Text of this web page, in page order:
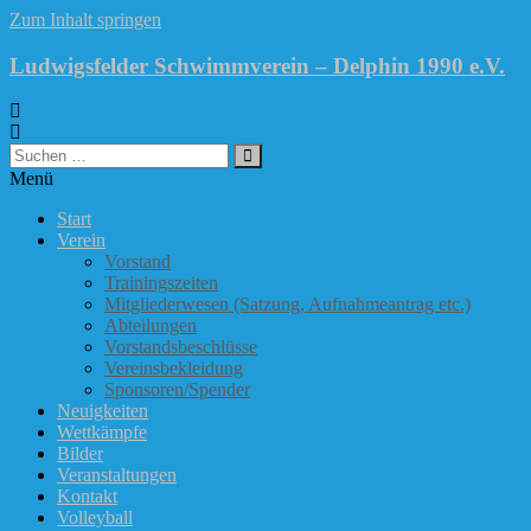
Zum Inhalt springen
Ludwigsfelder Schwimmverein – Delphin 1990 e.V.
Menü
Start
Verein
Vorstand
Trainingszeiten
Mitgliederwesen (Satzung, Aufnahmeantrag etc.)
Abteilungen
Vorstandsbeschlüsse
Vereinsbekleidung
Sponsoren/Spender
Neuigkeiten
Wettkämpfe
Bilder
Veranstaltungen
Kontakt
Volleyball